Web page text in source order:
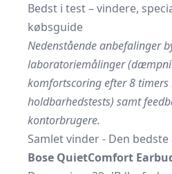
Bedst i test – vindere,
købsguide
Nedenstående anbefalinger
laboratoriemålinger
komfortscoring efter 8
holdbarhedstests) samt
kontorbrugere.
Samlet vinder - Den
Bose QuietComfort